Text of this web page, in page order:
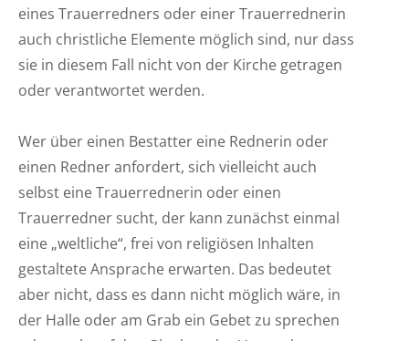
eines Trauerredners oder einer Trauerrednerin
auch christliche Elemente möglich sind, nur dass
sie in diesem Fall nicht von der Kirche getragen
oder verantwortet werden.
Wer über einen Bestatter eine Rednerin oder
einen Redner anfordert, sich vielleicht auch
selbst eine Trauerrednerin oder einen
Trauerredner sucht, der kann zunächst einmal
eine „weltliche“, frei von religiösen Inhalten
gestaltete Ansprache erwarten. Das bedeutet
aber nicht, dass es dann nicht möglich wäre, in
der Halle oder am Grab ein Gebet zu sprechen